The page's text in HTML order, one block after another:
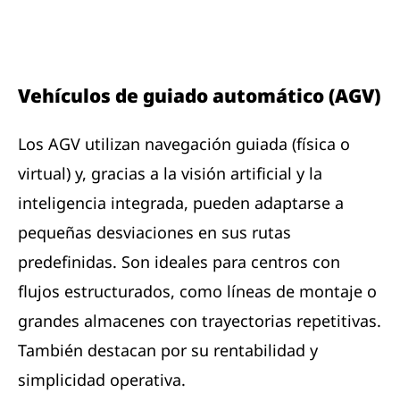
Vehículos de guiado automático (AGV)
Los AGV utilizan navegación guiada (física o
virtual) y, gracias a la visión artificial y la
inteligencia integrada, pueden adaptarse a
pequeñas desviaciones en sus rutas
predefinidas. Son ideales para centros con
flujos estructurados, como líneas de montaje o
grandes almacenes con trayectorias repetitivas.
También destacan por su rentabilidad y
simplicidad operativa.